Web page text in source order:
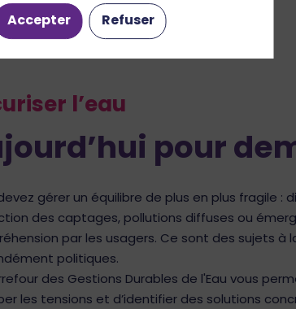
l’eau
pour
gérer un équilibre de plus en plus fragile :
des captages, pollutions diffuses ou
par les usagers. Ce sont des sujets
politiques.
des Gestions Durables de l'Eau vous
les tensions et d’identifier des solutions
Accepter Refuser